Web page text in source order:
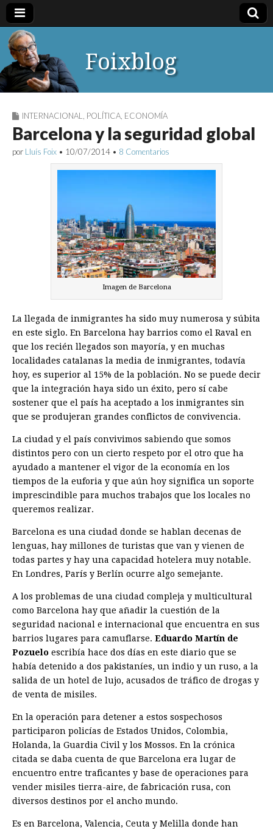
Foixblog
INTERNACIONAL POLÍTICA ECONOMÍA
Barcelona y la seguridad global
por Lluís Foix • 10/07/2014 • 8 Comentarios
Imagen de Barcelona
La llegada de inmigrantes ha sido muy numerosa y súbita
en este siglo. En Barcelona hay barrios como el Raval en
que los recién llegados son mayoría, y en muchas
localidades catalanas la media de inmigrantes, todavía
hoy, es superior al 15% de la población. No se puede decir
que la integración haya sido un éxito, pero sí cabe
sostener que el país ha aceptado a los inmigrantes sin
que se produjeran grandes conflictos de convivencia.
La ciudad y el país convivimos sabiendo que somos
distintos pero con un cierto respeto por el otro que ha
ayudado a mantener el vigor de la economía en los
tiempos de la euforia y que aún hoy significa un soporte
imprescindible para muchos trabajos que los locales no
queremos realizar.
Barcelona es una ciudad donde se hablan decenas de
lenguas, hay millones de turistas que van y vienen de
todas partes y hay una capacidad hotelera muy notable.
En Londres, París y Berlín ocurre algo semejante.
A los problemas de una ciudad compleja y multicultural
como Barcelona hay que añadir la cuestión de la
seguridad nacional e internacional que encuentra en sus
barrios lugares para camuflarse. Eduardo Martín de
Pozuelo escribía hace dos días en este diario que se
había detenido a dos pakistaníes, un indio y un ruso, a la
salida de un hotel de lujo, acusados de tráfico de drogas y
de venta de misiles.
En la operación para detener a estos sospechosos
participaron policías de Estados Unidos, Colombia,
Holanda, la Guardia Civil y los Mossos. En la crónica
citada se daba cuenta de que Barcelona era lugar de
encuentro entre traficantes y base de operaciones para
vender misiles tierra-aire, de fabricación rusa, con
diversos destinos por el ancho mundo.
Es en Barcelona, Valencia, Ceuta y Melilla donde han